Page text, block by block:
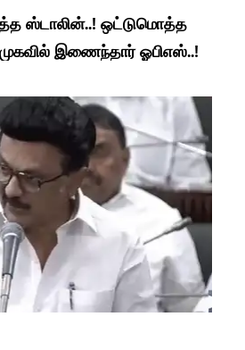
ஸ்டாலின்..! ஒட்டுமொத்த
இணைந்தார் ஓபிஎஸ்..!